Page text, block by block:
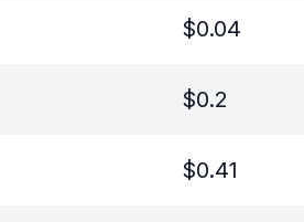
$0.04
$0.2
$0.41